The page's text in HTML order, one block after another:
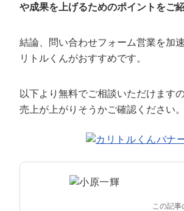
YouTubeディレクター
ミッション・ビジョン・バリュー
取締役メッセージ（株本祐己）
業務委託
や成果を上げるためのポイントをご
結論、問い合わせフォーム営業を加
リトルくんがおすすめです。
以下より無料でご相談いただけます
売上が上がりそうかご確認ください。
この記事